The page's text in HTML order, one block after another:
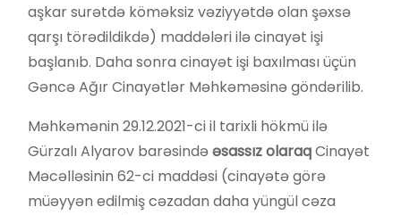
aşkar surətdə köməksiz vəziyyətdə olan şəxsə
qarşı törədildikdə) maddələri ilə cinayət işi
başlanıb. Daha sonra cinayət işi baxılması üçün
Gəncə Ağır Cinayətlər Məhkəməsinə göndərilib.
Məhkəmənin 29.12.2021-ci il tarixli hökmü ilə
Gürzalı Alyarov barəsindəəsassız olaraqCinayət
Məcəlləsinin 62-ci maddəsi (cinayətə görə
müəyyən edilmiş cəzadan daha yüngül cəza